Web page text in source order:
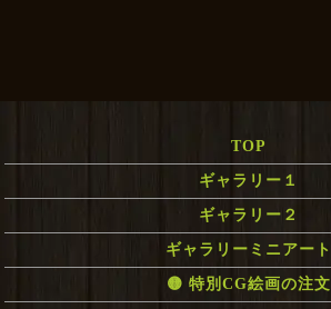
TOP
ギャラリー１
ギャラリー２
ギャラリーミニアート
🟡 特別CG絵画の注文